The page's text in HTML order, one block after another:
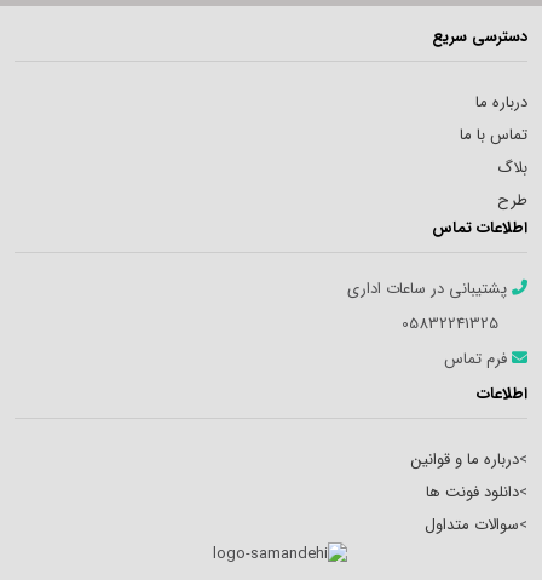
دسترسی سریع
درباره ما
تماس با ما
بلاگ
طرح
اطلاعات تماس
پشتیبانی در ساعات اداری
05832241325
فرم تماس
اطلاعات
>درباره ما و قوانین
>دانلود فونت ها
>سوالات متداول